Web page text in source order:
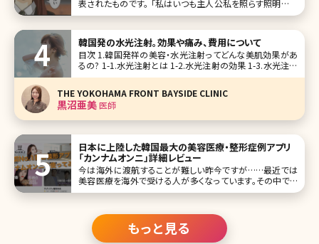
表されたものです。 「私はいつも主人公私を照らす照明はい
つも明るくて眩しい照明が当たらない場所のことは知らなか
い
韓国発の水光注射。効果や痛み、費用について
目次 1.韓国発祥の美容・水光注射ってどんな美肌効果があ
るの? 1-1.水光注射とは 1-2.水光注射の効果 1-3.水光注射
のメリットとは 1-4.水光注射の痛みは? 1-5.水光注射のダウ
とめ 【
THE YOKOHAMA FRONT BAYSIDE CLINIC
黒沼亜美医師
日本に上陸した韓国最大の美容医療・整形症例アプリ
「カンナムオンニ」詳細レビュー
今は海外に渡航することが難しい昨今ですが……最近では
美容医療を海外で受ける人が多くなっています。その中でも
最も人気の渡航先として「韓国」が挙げられます。韓国は美容
ァッションや美容を参考にする人が急増しています。 そして韓
国で施術
もっと見る